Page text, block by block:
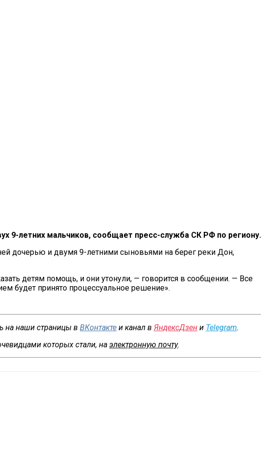
9-летних мальчиков, сообщает пресс-служба СК РФ по региону.
дочерью и двумя 9-летними сыновьями на берег реки Дон,
детям помощь, и они утонули, — говорится в сообщении. — Все
будет принято процессуальное решение».
на наши страницы в ВКонтакте и канал в ЯндексДзен и Telegram.
которых стали, на электронную почту.